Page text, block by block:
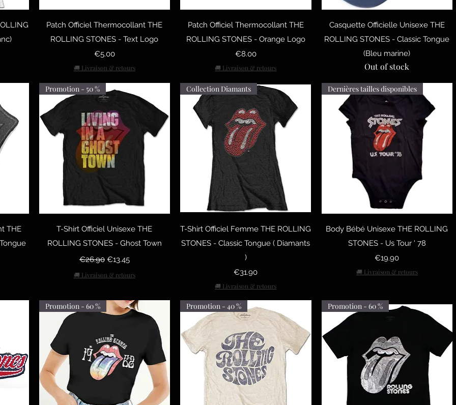
Quick View
Patch Officiel Thermocollant THE
ROLLING STONES - Text Logo
Price
€5.00
🚚 Livraison & retours
Quick View
Patch Officiel Thermocollant THE
ROLLING STONES - Orange Logo
Price
€8.00
🚚 Livraison & retours
Quick View
Casquette Officielle Unisexe THE
ROLLING STONES - Classic Tongue
(Bleu marine)
Out of stock
THE
Quick View
Promotion - 50 %
T-Shirt Officiel Unisexe THE
ROLLING STONES - Ghost Town
Regular Price
€26.90 Sale Price
€13.45
🚚 Livraison & retours
Quick View
Collection Diamants
T-Shirt Officiel Femme THE ROLLING
STONES - Classic Tongue ( Diamants
)
Price
€31.90
🚚 Livraison & retours
Quick View
Dernières tailles disponibles
Body Bébé Unisexe THE ROLLING
STONES - Us Tour ' 78
Price
€19.90
🚚 Livraison & retours
Promotion - 60 % Promotion - 40 % Promotion - 60 %